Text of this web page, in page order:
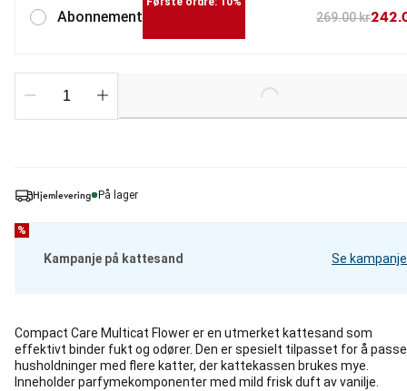
Hjemlevering På lager
%
Kampanje på kattesand Se kampanje
Compact Care Multicat Flower er en utmerket kattesand som
effektivt binder fukt og odører. Den er spesielt tilpasset for å passe
husholdninger med flere katter, der kattekassen brukes mye.
Inneholder parfymekomponenter med mild frisk duft av vanilje.
Abonnement 269.00 kr
Loading...